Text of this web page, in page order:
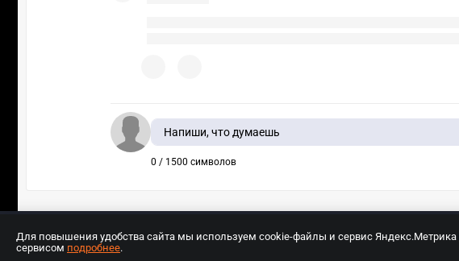
Напиши, что думаешь
0 / 1500 символов
Для повышения удобства сайта мы используем cookie-файлы и сервис Яндекс.Метрика
сервисом подробнее.